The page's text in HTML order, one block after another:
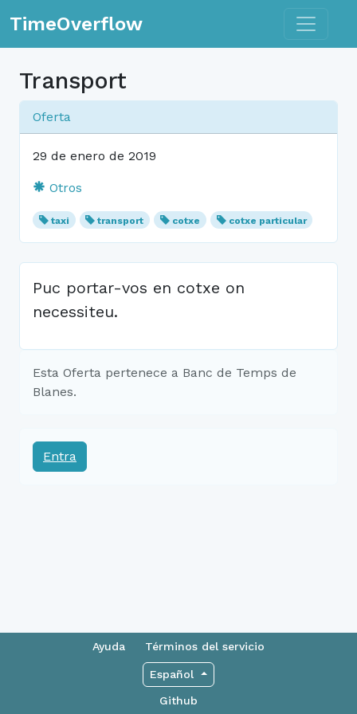
TimeOverflow Toggle
Transport
Oferta
29 de enero de 2019
Otros
taxi transport cotxe cotxe particular
Puc portar-vos en cotxe on
necessiteu.
Esta Oferta pertenece a Banc de Temps de
Blanes.
Entra
Ayuda Términos del servicio
Español
Github